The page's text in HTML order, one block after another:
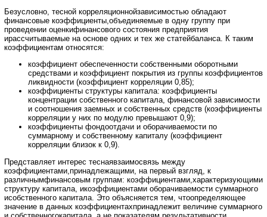
Безусловно, тесной корреляционнойзависимостью обладают
финансовые коэффициенты,объединяемые в одну группу при
проведении оценкифинансового состояния предприятия
ирассчитываемые на основе одних и тех же статейбаланса. К таким
коэффициентам относятся:
коэффициент обеспеченности собственными оборотными
средствами и коэффициент покрытия из группы коэффициентов
ликвидности (коэффициент корреляции 0,85);
коэффициенты структуры капитала: коэффициенты
концентрации собственного капитала, финансовой зависимости
и соотношения заемных и собственных средств (коэффициенты
корреляции у них по модулю превышают 0,9);
коэффициенты фондоотдачи и оборачиваемости по
суммарному и собственному капиталу (коэффициент
корреляции близок к 0,9).
Представляет интерес теснаявзаимосвязь между
коэффициентами,принадлежащими, на первый взгляд, к
различнымфинансовым группам: коэффициентами,характеризующими
структуру капитала, икоэффициентами оборачиваемости суммарного
исобственного капитала. Это объясняется тем, чтоопределяющее
значение в данных коэффициентахпринадлежит величине суммарного